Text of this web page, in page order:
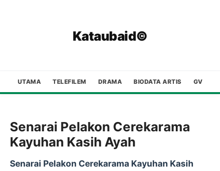
Kataubaid©
UTAMA TELEFILEM DRAMA BIODATA ARTIS GV
Senarai Pelakon Cerekarama
Kayuhan Kasih Ayah
Senarai Pelakon Cerekarama Kayuhan Kasih